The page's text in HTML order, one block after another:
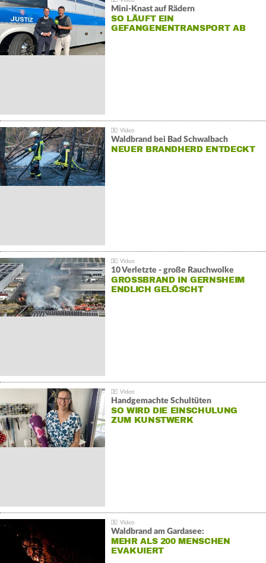
Mini-Knast auf Rädern
SO LÄUFT EIN
GEFANGENENTRANSPORT AB
Waldbrand bei Bad Schwalbach
NEUER BRANDHERD ENTDECKT
10 Verletzte - große Rauchwolke
GROSSBRAND IN GERNSHEIM E
NDLICH GELÖSCHT
Handgemachte Schultüten
SO WIRD DIE EINSCHULUNG
ZUM KUNSTWERK
Waldbrand am Gardasee:
MEHR ALS 200 MENSCHEN
EVAKUIERT